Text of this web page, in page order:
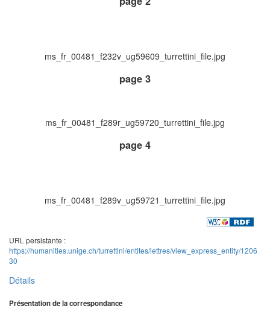
ms_fr_00481_f232v_ug59609_turrettini_file.jpg
page 3
ms_fr_00481_f289r_ug59720_turrettini_file.jpg
page 4
ms_fr_00481_f289v_ug59721_turrettini_file.jpg
URL persistante :
https://humanities.unige.ch/turrettini/entites/lettres/view_express_entity/1206
30
Détails
Présentation de la correspondance